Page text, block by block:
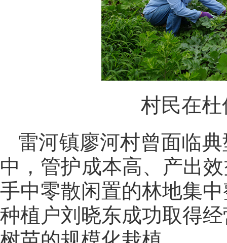
村民在
雷河镇廖河村曾面临
中，管护成本高、产出
手中零散闲置的林地集
种植户刘晓东成功取得